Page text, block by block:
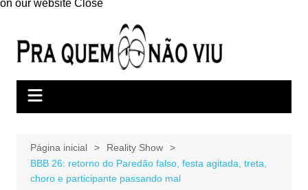
on our website Close
Página inicial
Reality Show
BBB 26: retorno do Paredão falso, festa agitada, treta,
choro e participante passando mal